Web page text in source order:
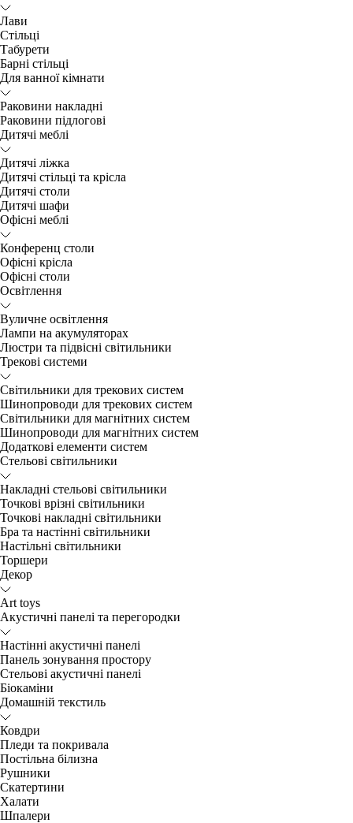
Лави
Стільці
Табурети
Барні стільці
Для ванної кімнати
Раковини накладні
Раковини підлогові
Дитячі меблі
Дитячі ліжка
Дитячі стільці та крісла
Дитячі столи
Дитячі шафи
Офісні меблі
Конференц столи
Офісні крісла
Офісні столи
Освітлення
Вуличне освітлення
Лампи на акумуляторах
Люстри та підвісні світильники
Трекові системи
Світильники для трекових систем
Шинопроводи для трекових систем
Світильники для магнітних систем
Шинопроводи для магнітних систем
Додаткові елементи систем
Cтельові світильники
Накладні стельові світильники
Точкові врізні світильники
Точкові накладні світильники
Бра та настінні світильники
Настільні світильники
Торшери
Декор
Art toys
Акустичні панелі та перегородки
Настінні акустичні панелі
Панель зонування простору
Стельові акустичні панелі
Біокаміни
Домашній текстиль
Ковдри
Пледи та покривала
Постільна білизна
Рушники
Скатертини
Халати
Шпалери